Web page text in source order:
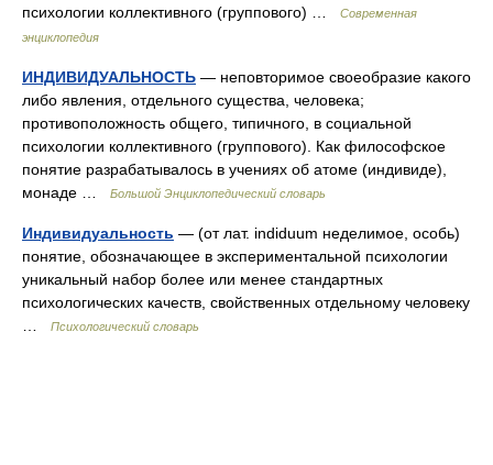
психологии коллективного (группового) …
Современная
энциклопедия
ИНДИВИДУАЛЬНОСТЬ — неповторимое своеобразие какого
либо явления, отдельного существа, человека;
противоположность общего, типичного, в социальной
психологии коллективного (группового). Как философское
понятие разрабатывалось в учениях об атоме (индивиде),
монаде …
Большой Энциклопедический словарь
Индивидуальность — (от лат. indiduum неделимое, особь)
понятие, обозначающее в экспериментальной психологии
уникальный набор более или менее стандартных
психологических качеств, свойственных отдельному человеку
Психологический словарь